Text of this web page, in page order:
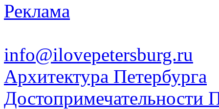
Реклама
info@ilovepetersburg.ru
Архитектура Петербурга
Достопримечательности